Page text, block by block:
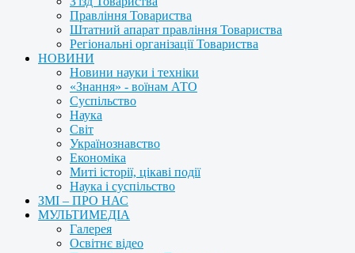
Правління Товариства
Штатний апарат правління Товариства
Регіональні організації Товариства
НОВИНИ
Новини науки і техніки
«Знання» - воїнам АТО
Суспільство
Наука
Світ
Українознавство
Економіка
Миті історії, цікаві події
Наука і суспільство
ЗМІ – ПРО НАС
МУЛЬТИМЕДІА
Галерея
Освітнє відео